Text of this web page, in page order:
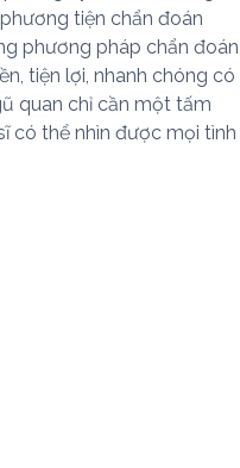
tiện chẩn đoán
phương pháp chẩn đoán
tiện lợi, nhanh chóng có
quan chỉ cần một tấm
có thể nhìn được mọi tình